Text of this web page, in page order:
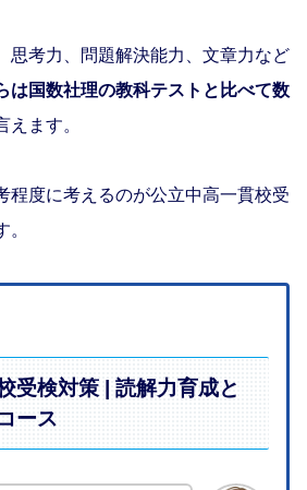
思考力、問題解決能力、文章力など
は国数社理の教科テストと比べて数
えます。
程度に考えるのが公立中高一貫校受
受検対策 | 読解力育成と
ース